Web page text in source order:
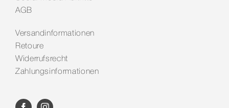
AGB
Versandinformationen
Retoure
Widerrufsrecht
Zahlungsinformationen